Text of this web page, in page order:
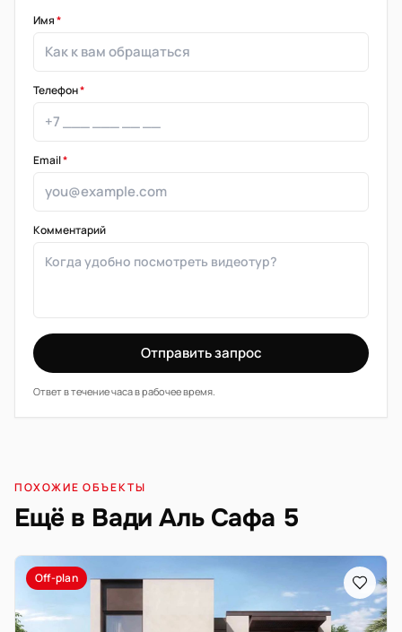
Имя*
Телефон*
Email*
Комментарий
Отправить запрос
Ответ в течение часа в рабочее время.
ПОХОЖИЕ ОБЪЕКТЫ
Ещё в Вади Аль Сафа 5
Off-plan